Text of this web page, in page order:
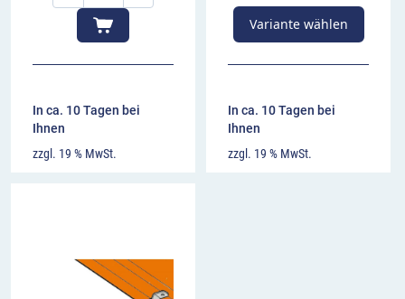
In ca. 10 Tagen bei
Ihnen
zzgl. 19 % MwSt.
Variante wählen
In ca. 10 Tagen bei
Ihnen
zzgl. 19 % MwSt.